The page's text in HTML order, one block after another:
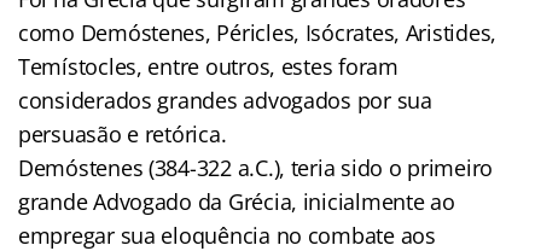
como Demóstenes, Péricles, Isócrates, Aristides,
Temístocles, entre outros, estes foram
considerados grandes advogados por sua
persuasão e retórica.
Demóstenes (384-322 a.C.), teria sido o primeiro
grande Advogado da Grécia, inicialmente ao
empregar sua eloquência no combate aos